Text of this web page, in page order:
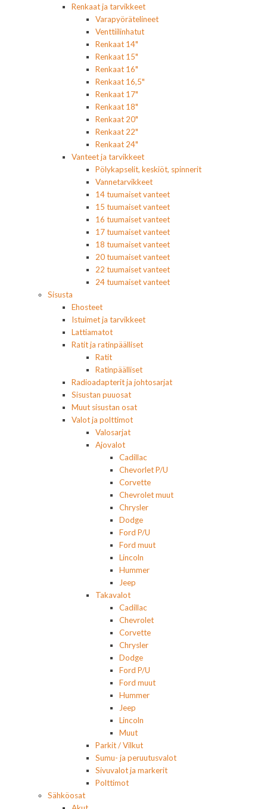
Renkaat ja tarvikkeet
Varapyörätelineet
Venttiilinhatut
Renkaat 14"
Renkaat 15"
Renkaat 16"
Renkaat 16,5"
Renkaat 17"
Renkaat 18"
Renkaat 20"
Renkaat 22"
Renkaat 24"
Vanteet ja tarvikkeet
Pölykapselit, keskiöt, spinnerit
Vannetarvikkeet
14 tuumaiset vanteet
15 tuumaiset vanteet
16 tuumaiset vanteet
17 tuumaiset vanteet
18 tuumaiset vanteet
20 tuumaiset vanteet
22 tuumaiset vanteet
24 tuumaiset vanteet
Sisusta
Ehosteet
Istuimet ja tarvikkeet
Lattiamatot
Ratit ja ratinpäälliset
Ratit
Ratinpäälliset
Radioadapterit ja johtosarjat
Sisustan puuosat
Muut sisustan osat
Valot ja polttimot
Valosarjat
Ajovalot
Cadillac
Chevorlet P/U
Corvette
Chevrolet muut
Chrysler
Dodge
Ford P/U
Ford muut
Lincoln
Hummer
Jeep
Takavalot
Cadillac
Chevrolet
Corvette
Chrysler
Dodge
Ford P/U
Ford muut
Hummer
Jeep
Lincoln
Muut
Parkit / Vilkut
Sumu- ja peruutusvalot
Sivuvalot ja markerit
Polttimot
Sähköosat